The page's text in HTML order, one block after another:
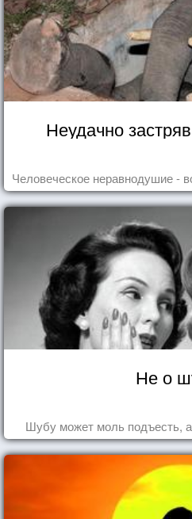
Неудачно
Человеческое неравнодушие -
Не о
Шубу может моль подъесть,